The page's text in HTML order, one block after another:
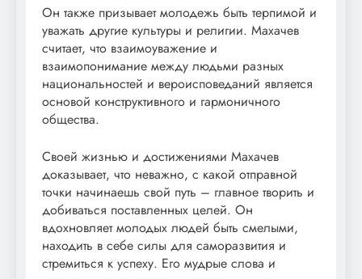
Он также призывает молодежь быть терпимой и
уважать другие культуры и религии. Махачев
считает, что взаимоуважение и
взаимопонимание между людьми разных
национальностей и вероисповеданий является
основой конструктивного и гармоничного
общества.
Своей жизнью и достижениями Махачев
доказывает, что неважно, с какой отправной
точки начинаешь свой путь – главное творить и
добиваться поставленных целей. Он
вдохновляет молодых людей быть смелыми,
находить в себе силы для саморазвития и
стремиться к успеху. Его мудрые слова и